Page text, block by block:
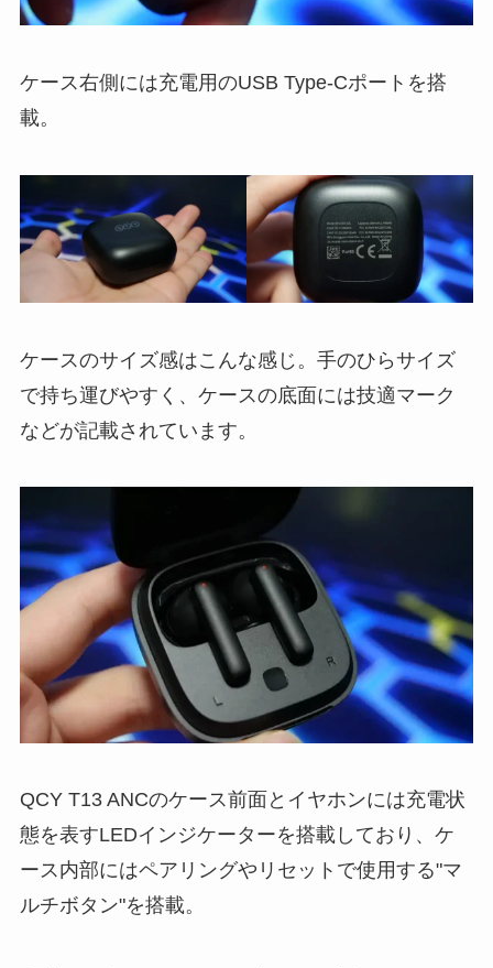
ケース右側には充電用のUSB Type-Cポートを搭
載。
ケースのサイズ感はこんな感じ。手のひらサイズ
で持ち運びやすく、ケースの底面には技適マーク
などが記載されています。
QCY T13 ANCのケース前面とイヤホンには充電状
態を表すLEDインジケーターを搭載しており、ケ
ース内部にはペアリングやリセットで使用する"マ
ルチボタン"を搭載。